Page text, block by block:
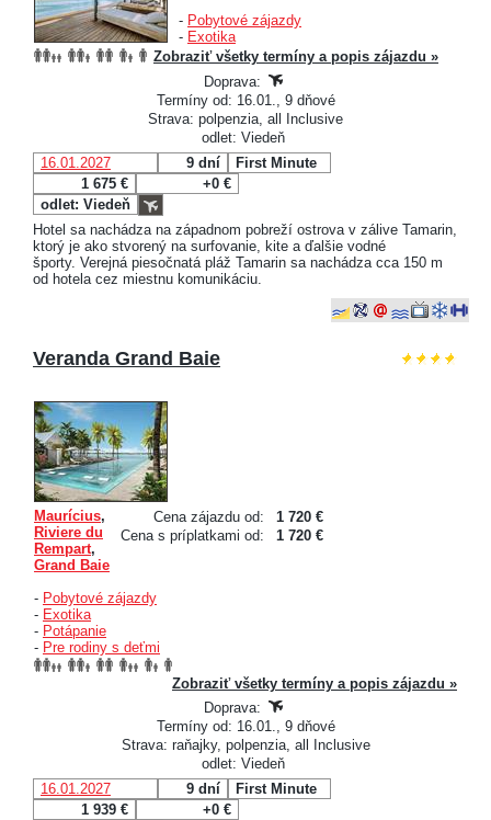
- Pobytové zájazdy
- Exotika
Zobraziť všetky termíny a popis zájazdu »
Doprava:
Termíny od: 16.01., 9 dňové
Strava: polpenzia, all Inclusive
odlet: Viedeň
16.01.2027
9 dní
First Minute
1 675 €
+0 €
odlet: Viedeň
Hotel sa nachádza na západnom pobreží ostrova v zálive Tamarin,
ktorý je ako stvorený na surfovanie, kite a ďalšie vodné
športy. Verejná piesočnatá pláž Tamarin sa nachádza cca 150 m
od hotela cez miestnu komunikáciu.
Veranda Grand Baie
Cena zájazdu od:
1 720 €
Cena s príplatkami od:
1 720 €
Maurícius,
Riviere du
Rempart,
Grand Baie
- Pobytové zájazdy
- Exotika
- Potápanie
- Pre rodiny s deťmi
Zobraziť všetky termíny a popis zájazdu »
Doprava:
Termíny od: 16.01., 9 dňové
Strava: raňajky, polpenzia, all Inclusive
odlet: Viedeň
16.01.2027
9 dní
First Minute
1 939 €
+0 €